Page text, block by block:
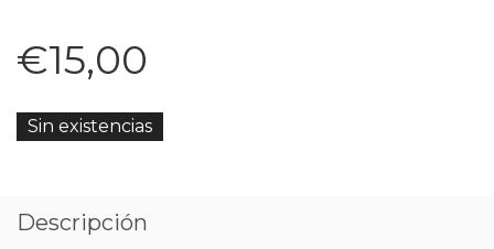
€15,00
Sin existencias
Descripción